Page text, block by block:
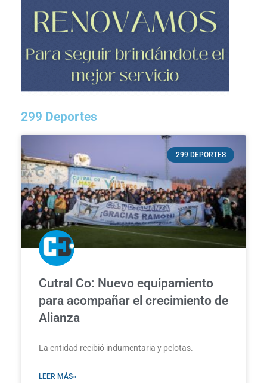
299 Deportes
299 DEPORTES
Cutral Co: Nuevo equipamiento
para acompañar el crecimiento de
Alianza
La entidad recibió indumentaria y pelotas.
LEER MÁS»